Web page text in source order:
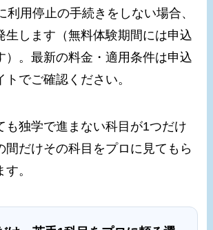
利用停止の手続きをしない場合、
生します（無料体験期間には申込
）。最新の料金・適用条件は申込
でご確認ください。
も独学で進まない科目が1つだけ
間だけその科目をプロに見てもら
。